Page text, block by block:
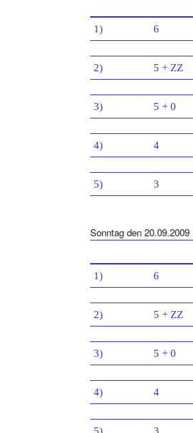
1) 6
2) 5 + ZZ
3) 5 + 0
4) 4
5) 3
Sonntag den 20.09.2009
1) 6
2) 5 + ZZ
3) 5 + 0
4) 4